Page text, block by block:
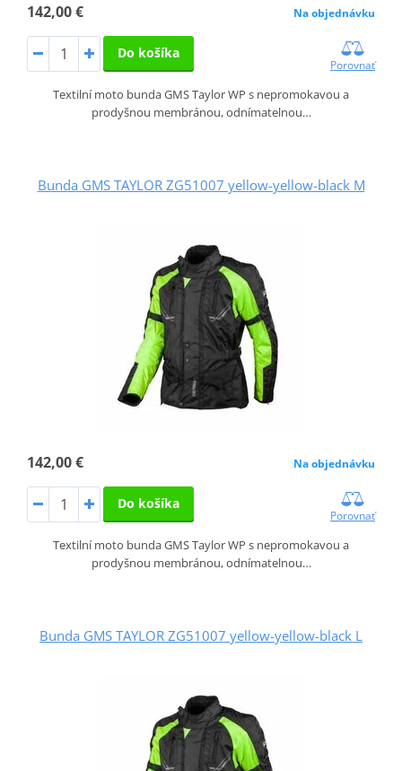
142,00 € Na objednávku
Do košíka
Porovnať
Textilní moto bunda GMS Taylor WP s nepromokavou a
prodyšnou membránou, odnímatelnou…
Bunda GMS TAYLOR ZG51007 yellow-yellow-black M
142,00 € Na objednávku
Do košíka
Porovnať
Textilní moto bunda GMS Taylor WP s nepromokavou a
prodyšnou membránou, odnímatelnou…
Bunda GMS TAYLOR ZG51007 yellow-yellow-black L